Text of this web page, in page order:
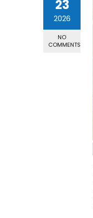
23
2026
NO
COMMENTS